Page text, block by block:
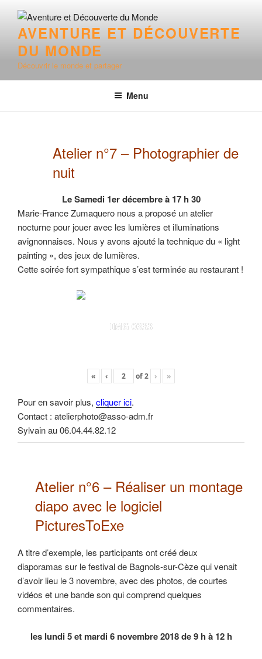
contenu
principal
AVENTURE ET DÉCOUVERTE
DU MONDE
Découvrir le monde et partager
Menu
Atelier n°7 – Photographier de
nuit
Le Samedi 1er décembre à 17 h 30
Marie-France Zumaquero nous a proposé un atelier
nocturne pour jouer avec les lumières et illuminations
avignonnaises. Nous y avons ajouté la technique du « light
painting », des jeux de lumières.
Cette soirée fort sympathique s’est terminée au restaurant !
IMG 0333
« ‹ of2 › »
Pour en savoir plus, cliquer ici.
Contact : atelierphoto@asso-adm.fr
Sylvain au 06.04.44.82.12
Atelier n°6 – Réaliser un montage
diapo avec le logiciel
PicturesToExe
A titre d’exemple, les participants ont créé deux
diaporamas sur le festival de Bagnols-sur-Cèze qui venait
d’avoir lieu le 3 novembre, avec des photos, de courtes
vidéos et une bande son qui comprend quelques
commentaires.
les lundi 5 et mardi 6 novembre 2018 de 9 h à 12 h